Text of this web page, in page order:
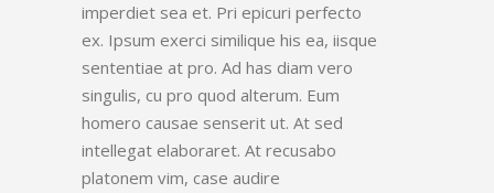
imperdiet sea et. Pri epicuri perfecto
ex. Ipsum exerci similique his ea, iisque
sententiae at pro. Ad has diam vero
singulis, cu pro quod alterum. Eum
homero causae senserit ut. At sed
intellegat elaboraret. At recusabo
platonem vim, case audire